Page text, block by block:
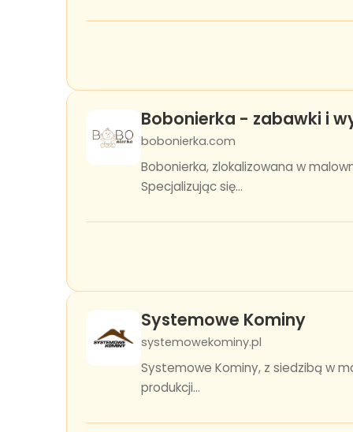
Bobonierka - zabawki i
bobonierka.com
Bobonierka, zlokalizowana w
Specjalizując się...
Systemowe Kominy
systemowekominy.pl
Systemowe Kominy, z siedzibą w
produkcji...